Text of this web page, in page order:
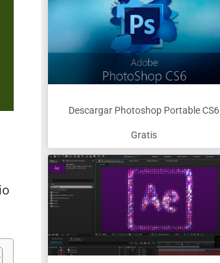
Descargar Photoshop Portable CS6
Gratis